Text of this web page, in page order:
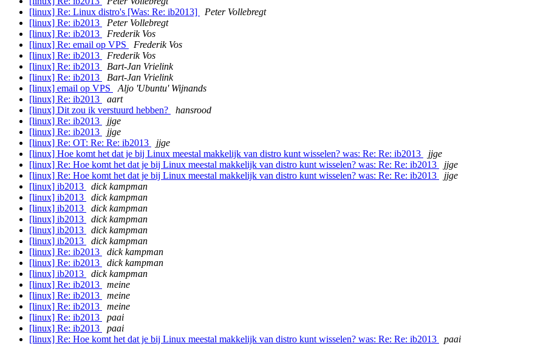
[linux] Re: Linux distro's [Was: Re: ib2013]
Peter Vollebregt
[linux] Re: ib2013
Peter Vollebregt
[linux] Re: ib2013
Frederik Vos
[linux] Re: email op VPS
Frederik Vos
[linux] Re: ib2013
Frederik Vos
[linux] Re: ib2013
Bart-Jan Vrielink
[linux] Re: ib2013
Bart-Jan Vrielink
[linux] email op VPS
Aljo 'Ubuntu' Wijnands
[linux] Re: ib2013
aart
[linux] Dit zou ik verstuurd hebben?
hansrood
[linux] Re: ib2013
jjge
[linux] Re: ib2013
jjge
[linux] Re: OT: Re: Re: ib2013
jjge
[linux] Hoe komt het dat je bij Linux meestal makkelijk van distro kunt wisselen? was: Re: Re: ib2013
jjge
[linux] Re: Hoe komt het dat je bij Linux meestal makkelijk van distro kunt wisselen? was: Re: Re: ib2013
jjge
[linux] Re: Hoe komt het dat je bij Linux meestal makkelijk van distro kunt wisselen? was: Re: Re: ib2013
jjge
[linux] ib2013
dick kampman
[linux] ib2013
dick kampman
[linux] ib2013
dick kampman
[linux] ib2013
dick kampman
[linux] ib2013
dick kampman
[linux] ib2013
dick kampman
[linux] Re: ib2013
dick kampman
[linux] Re: ib2013
dick kampman
[linux] ib2013
dick kampman
[linux] Re: ib2013
meine
[linux] Re: ib2013
meine
[linux] Re: ib2013
meine
[linux] Re: ib2013
paai
[linux] Re: ib2013
paai
[linux] Re: Hoe komt het dat je bij Linux meestal makkelijk van distro kunt wisselen? was: Re: Re: ib2013
paai